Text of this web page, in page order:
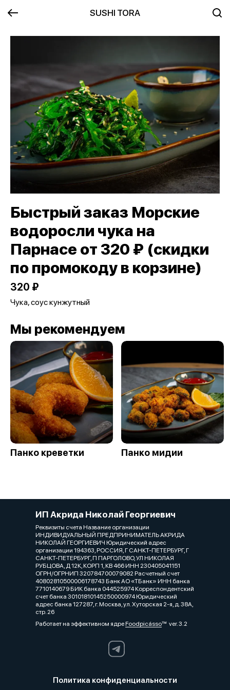
SUSHI TORA
Быстрый заказ Морские
водоросли чука на
Парнасе от 320 ₽ (скидки
по промокоду в корзине)
320 ₽
Чука, соус кунжутный
Мы рекомендуем
Панко креветки Панко мидии
ИП Акрида Николай Георгиевич
Реквизиты счета Название организации
ИНДИВИДУАЛЬНЫЙ ПРЕДПРИНИМАТЕЛЬ АКРИДА
НИКОЛАЙ ГЕОРГИЕВИЧ Юридический адрес
организации 194363, РОССИЯ, Г САНКТ-ПЕТЕРБУРГ, Г
САНКТ-ПЕТЕРБУРГ, П ПАРГОЛОВО, УЛ НИКОЛАЯ
РУБЦОВА, Д 12К, КОРП 1, КВ 466 ИНН 230405041151
ОГРН/ОГРНИП 320784700079082 Расчетный счет
40802810500006178743 Банк АО «ТБанк» ИНН банка
7710140679 БИК банка 044525974 Корреспондентский
счет банка 30101810145250000974 Юридический
адрес банка 127287, г. Москва, ул. Хуторская 2-я, д. 38А,
стр. 26
Работает на эффективном ядреFoodpicássover. 3.2
Политика конфиденциальности